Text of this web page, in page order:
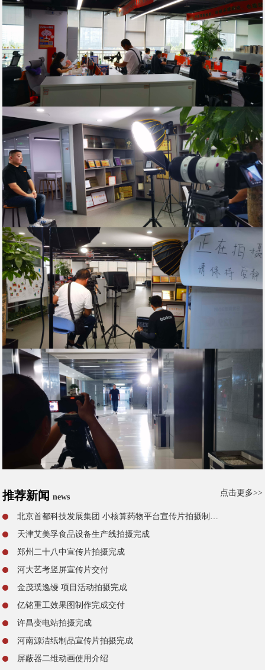
推荐新闻news 点击更多>>
天津艾美孚食品设备生产线拍摄完成
郑州二十八中宣传片拍摄完成
河大艺考竖屏宣传片交付
金茂璞逸缦 项目活动拍摄完成
亿铭重工效果图制作完成交付
许昌变电站拍摄完成
河南源洁纸制品宣传片拍摄完成
屏蔽器二维动画使用介绍